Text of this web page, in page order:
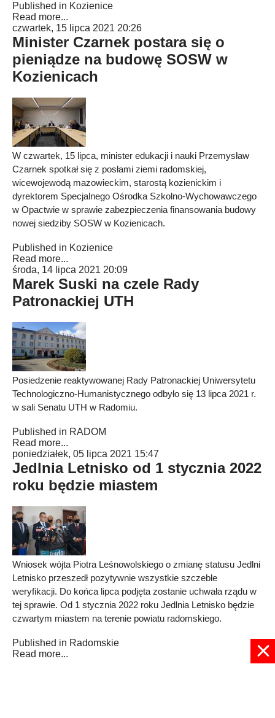
Published in Kozienice
Read more...
czwartek, 15 lipca 2021 20:26
Minister Czarnek postara się o
pieniądze na budowę SOSW w
Kozienicach
W czwartek, 15 lipca, minister edukacji i nauki Przemysław
Czarnek spotkał się z posłami ziemi radomskiej,
wicewojewodą mazowieckim, starostą kozienickim i
dyrektorem Specjalnego Ośrodka Szkolno-Wychowawczego
w Opactwie w sprawie zabezpieczenia finansowania budowy
nowej siedziby SOSW w Kozienicach.
Published in Kozienice
Read more...
środa, 14 lipca 2021 20:09
Marek Suski na czele Rady
Patronackiej UTH
Posiedzenie reaktywowanej Rady Patronackiej Uniwersytetu
Technologiczno-Humanistycznego odbyło się 13 lipca 2021 r.
w sali Senatu UTH w Radomiu.
Published in RADOM
Read more...
poniedziałek, 05 lipca 2021 15:47
Jedlnia Letnisko od 1 stycznia 2022
roku będzie miastem
Wniosek wójta Piotra Leśnowolskiego o zmianę statusu Jedlni
Letnisko przeszedł pozytywnie wszystkie szczeble
weryfikacji. Do końca lipca podjęta zostanie uchwała rządu w
tej sprawie. Od 1 stycznia 2022 roku Jedlnia Letnisko będzie
czwartym miastem na terenie powiatu radomskiego.
Published in Radomskie
Read more...